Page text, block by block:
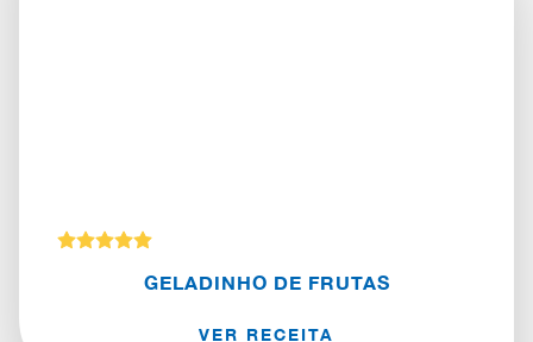
GELADINHO DE FRUTAS
VER RECEITA